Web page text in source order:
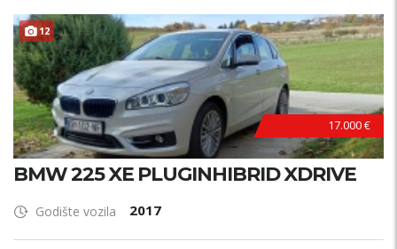
12
17.000 €
BMW 225 XE PLUGINHIBRID XDRIVE
Godište vozila 2017